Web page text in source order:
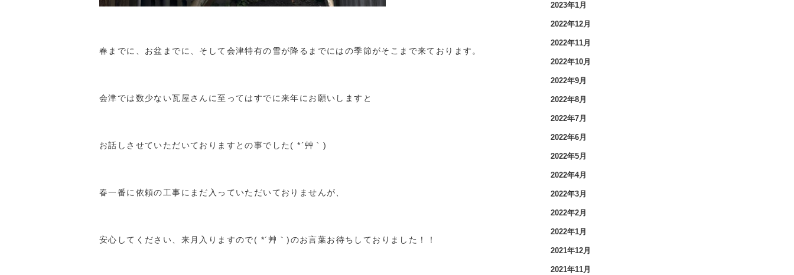
春までに、お盆までに、そして会津特有の雪が降るまでにはの季節がそこまで来ております。
会津では数少ない瓦屋さんに至ってはすでに来年にお願いしますと
お話しさせていただいておりますとの事でした( *´艸｀)
春一番に依頼の工事にまだ入っていただいておりませんが、
安心してください、来月入りますので( *´艸｀)のお言葉お待ちしておりました！！
2023年1月
2022年12月
2022年11月
2022年10月
2022年9月
2022年8月
2022年7月
2022年6月
2022年5月
2022年4月
2022年3月
2022年2月
2022年1月
2021年12月
2021年11月